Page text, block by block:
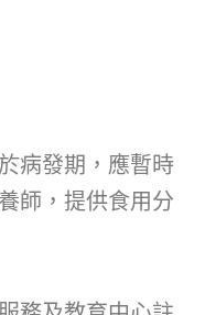
病發期，應暫時
師，提供食用分